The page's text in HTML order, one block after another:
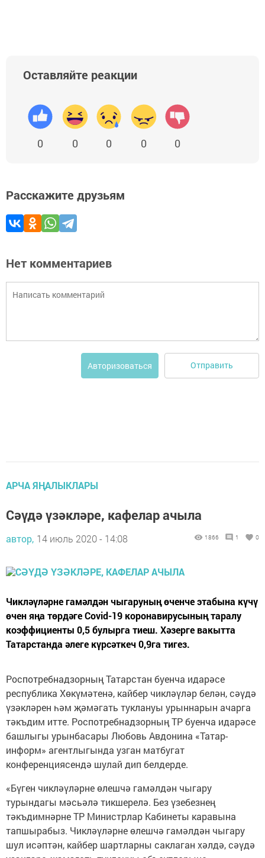
Оставляйте реакции
0 0 0 0 0
Расскажите друзьям
Нет комментариев
Авторизоваться Отправить
АРЧА ЯҢАЛЫКЛАРЫ
Сәүдә үзәкләре, кафелар ачыла
автор, 14 июль 2020 - 14:08 1866 1 0
Чикләүләрне гамәлдән чыгаруның өченче этабына күчү
өчен яңа төрдәге Covid-19 коронавирусының таралу
коэффициенты 0,5 булырга тиеш. Хәзерге вакытта
Татарстанда әлеге күрсәткеч 0,9га тигез.
Роспотребнадзорның Татарстан буенча идарәсе
республика Хөкүмәтенә, кайбер чикләүләр белән, сәүдә
үзәкләрен һәм җәмәгать туклануы урыннарын ачарга
тәкъдим итте. Роспотребнадзорның ТР буенча идарәсе
башлыгы урынбасары Любовь Авдонина «Татар-
информ» агентлыгында узган матбугат
конференциясендә шулай дип белдерде.
«Бүген чикләүләрне өлешчә гамәлдән чыгару
турындагы мәсьәлә тикшерелә. Без үзебезнең
тәкъдимнәрне ТР Министрлар Кабинеты каравына
тапшырабыз. Чикләүләрне өлешчә гамәлдән чыгару
шул исәптән, кайбер шартларны саклаган хәлдә, сәүдә